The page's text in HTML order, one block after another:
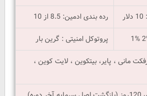
رده بندی ادمین: 8.5 از 10
پروتوکل امنیتی : گرین بار
مانی ، پایر، بیتکوین ، لایت کوین ،